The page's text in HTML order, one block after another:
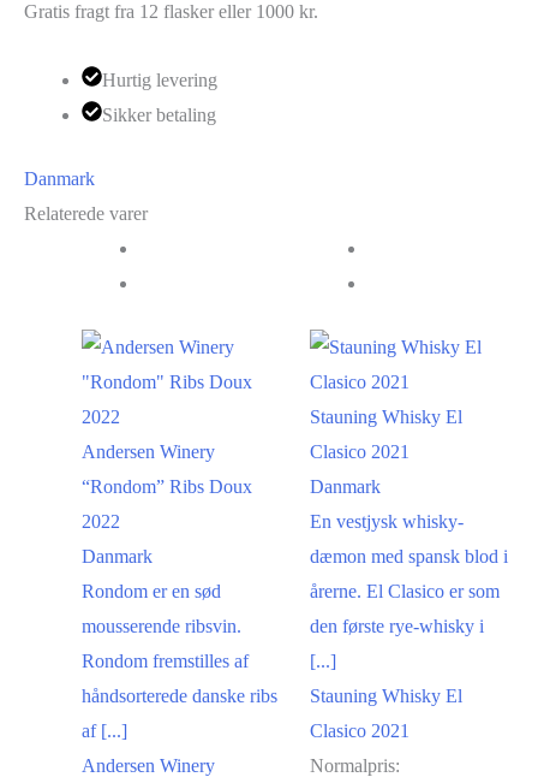
2024
Gratis fragt fra 12 flasker eller 1000 kr.
Hurtig levering
Sikker betaling
Danmark
Relaterede varer
Andersen Winery
“Rondom” Ribs Doux
2022
Danmark
Rondom er en sød
mousserende ribsvin.
Rondom fremstilles af
håndsorterede danske ribs
af [...]
Andersen Winery
Stauning Whisky El
Clasico 2021
Danmark
En vestjysk whisky-
dæmon med spansk blod i
årerne. El Clasico er som
den første rye-whisky i
[...]
Stauning Whisky El
Clasico 2021
Normalpris: